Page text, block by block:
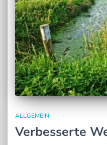
ALLGEMEIN
Verbesserte